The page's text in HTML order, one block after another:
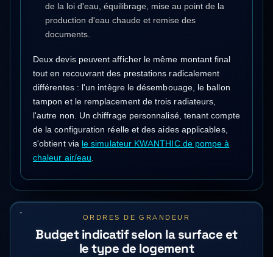
de la loi d'eau, équilibrage, mise au point de la
production d'eau chaude et remise des
documents.
Deux devis peuvent afficher le même montant final
tout en recouvrant des prestations radicalement
différentes : l'un intègre le désembouage, le ballon
tampon et le remplacement de trois radiateurs,
l'autre non. Un chiffrage personnalisé, tenant compte
de la configuration réelle et des aides applicables,
s'obtient via le simulateur KWANTHIC de pompe à
chaleur air/eau.
ORDRES DE GRANDEUR
Budget indicatif selon la surface et
le type de logement